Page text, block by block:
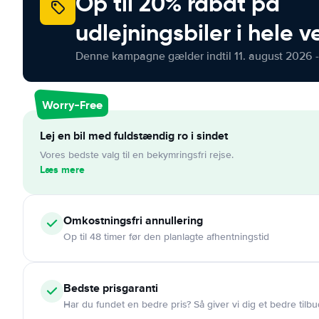
udlejningsbiler i hele
Denne kampagne gælder indtil 11. august 2026
Worry-Free
Lej en bil med fuldstændig ro i sindet
Vores bedste valg til en bekymringsfri rejse.
Læs mere
Omkostningsfri annullering
Op til 48 timer før den planlagte afhentningstid
Bedste prisgaranti
Har du fundet en bedre pris? Så giver vi dig et bedre